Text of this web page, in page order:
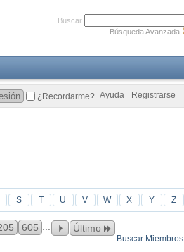
S T U V W X Y Z
605 Último
Buscar Miembros
Buscar
Búsqueda Avanzada
Registrarse
Ayuda
¿Recordarme?